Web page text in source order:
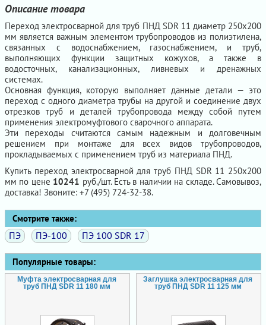
Описание товара
Переход электросварной для труб ПНД SDR 11 диаметр 250х200
мм является важным элементом трубопроводов из полиэтилена,
связанных с водоснабжением, газоснабжением, и труб,
выполняющих функции защитных кожухов, а также в
водосточных, канализационных, ливневых и дренажных
системах.
Основная функция, которую выполняет данные детали — это
переход с одного диаметра трубы на другой и соединение двух
отрезков труб и деталей трубопровода между собой путем
применения электромуфтового сварочного аппарата.
Эти переходы считаются самым надежным и долговечным
решением при монтаже для всех видов трубопроводов,
прокладываемых с применением труб из материала ПНД.
Купить переход электросварной для труб ПНД SDR 11 250х200
мм по цене 10241 руб./шт. Есть в наличии на складе. Самовывоз,
доставка! Звоните: +7 (495) 724-32-38.
Смотрите также:
ПЭ ПЭ-100 ПЭ 100 SDR 17
Популярные товары:
Муфта электросварная для
труб ПНД SDR 11 180 мм
Заглушка электросварная для
труб ПНД SDR 11 125 мм